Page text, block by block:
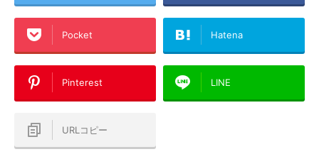
Pocket Hatena
Pinterest LINE
URLコピー